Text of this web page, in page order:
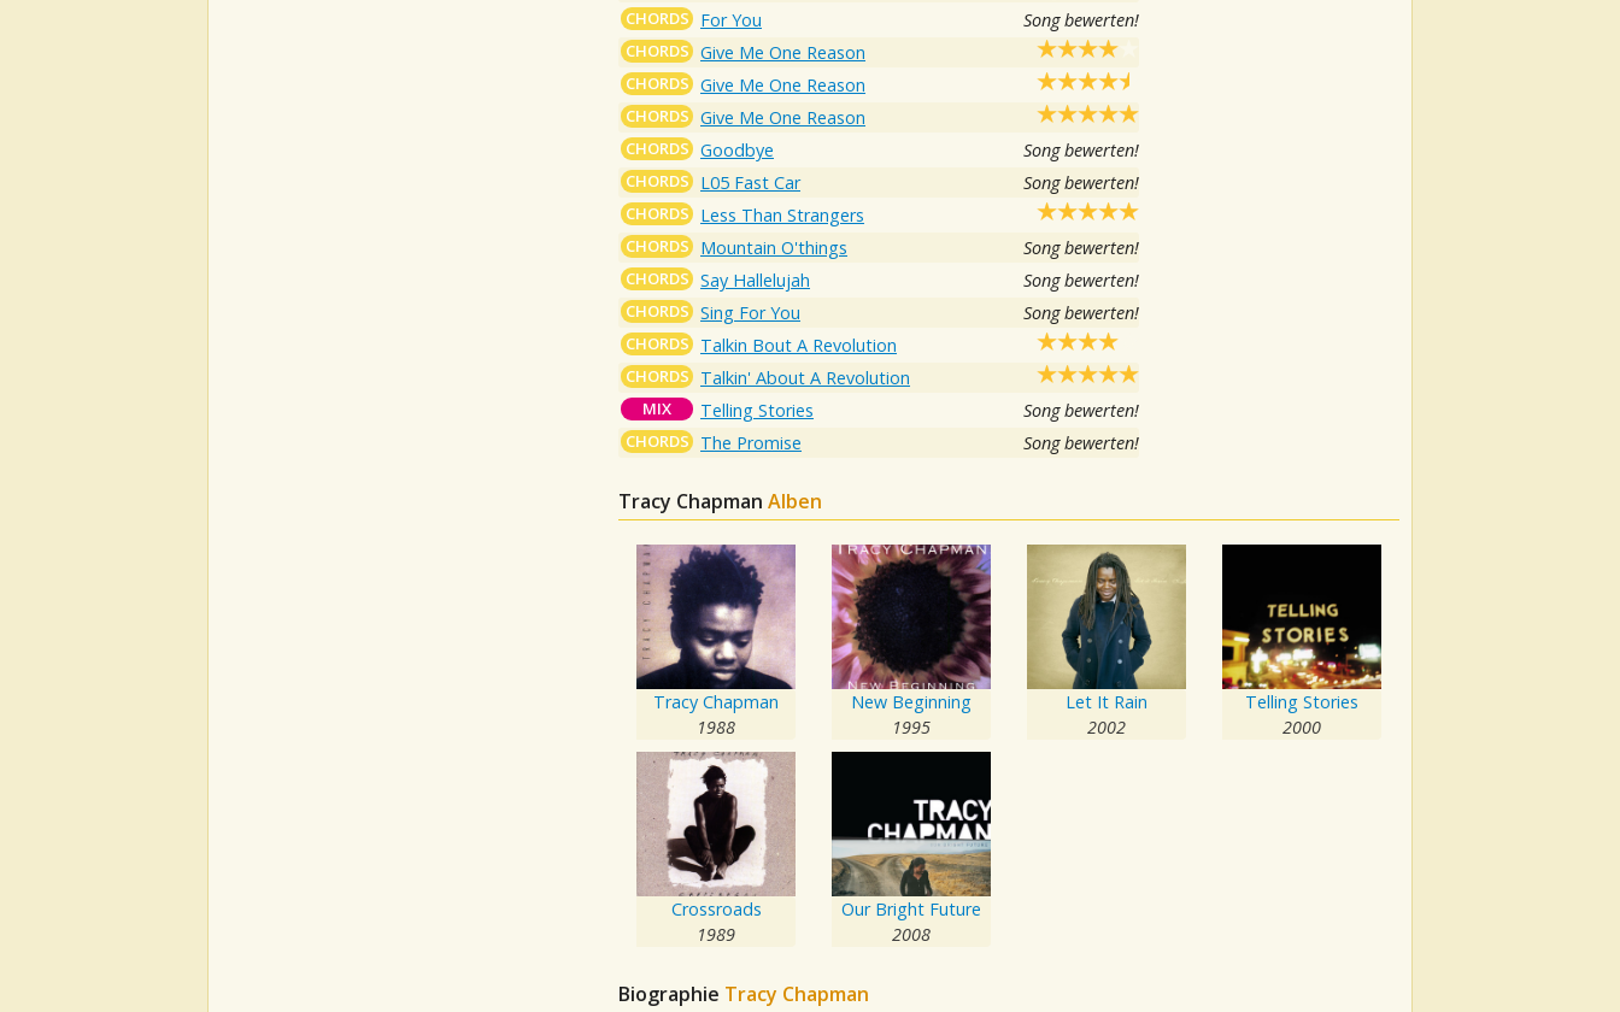
CHORDS For You Song bewerten!
CHORDS Give Me One Reason
CHORDS Give Me One Reason
CHORDS Give Me One Reason
CHORDS Goodbye Song bewerten!
CHORDS L05 Fast Car Song bewerten!
CHORDS Less Than Strangers
CHORDS Mountain O'things Song bewerten!
CHORDS Say Hallelujah Song bewerten!
CHORDS Sing For You Song bewerten!
CHORDS Talkin Bout A Revolution
CHORDS Talkin' About A Revolution
MIX Telling Stories Song bewerten!
CHORDS The Promise Song bewerten!
Tracy Chapman Alben
Tracy Chapman
1988
New Beginning
1995
Let It Rain
2002
Telling Stories
2000
Crossroads
1989
Our Bright Future
2008
Biographie Tracy Chapman